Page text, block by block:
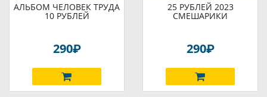
АЛЬБОМ ЧЕЛОВЕК ТРУДА
10 РУБЛЕЙ
290P
25 РУБЛЕЙ 2023
СМЕШАРИКИ
290P